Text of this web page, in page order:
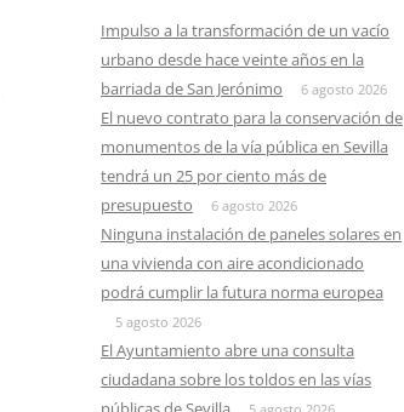
Impulso a la transformación de un vacío
urbano desde hace veinte años en la
barriada de San Jerónimo
6 agosto 2026
El nuevo contrato para la conservación de
monumentos de la vía pública en Sevilla
tendrá un 25 por ciento más de
presupuesto
6 agosto 2026
Ninguna instalación de paneles solares en
una vivienda con aire acondicionado
podrá cumplir la futura norma europea
5 agosto 2026
El Ayuntamiento abre una consulta
ciudadana sobre los toldos en las vías